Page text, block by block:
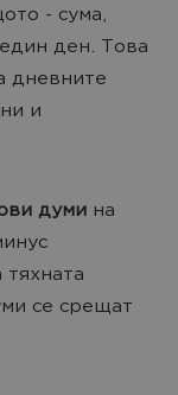
- сума,
ден. Това
дневните
и
думи на
се срещат